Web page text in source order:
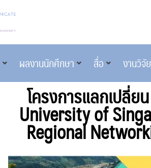
ผลงานนักศึกษา สื่อ งานวิจัย
โครงการแลกเปลี่
University of
Regional